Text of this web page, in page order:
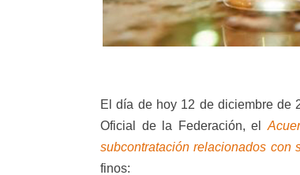
El día de hoy 12 de diciembre de
Oficial de la Federación, el
subcontratación relacionados con
finos: